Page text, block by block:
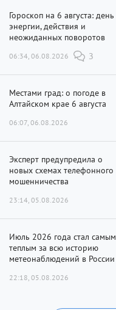
Гороскоп на 6 августа: день
энергии, действия и
неожиданных поворотов
06:34, 06.08.2026 3
Местами град: о погоде в
Алтайском крае 6 августа
06:07, 06.08.2026
Эксперт предупредила о
новых схемах телефонного
мошенничества
23:14, 05.08.2026
Июль 2026 года стал самым
теплым за всю историю
метеонаблюдений в России
22:18, 05.08.2026